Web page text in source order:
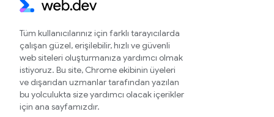
Tüm kullanıcılarınız için farklı tarayıcılarda
çalışan güzel, erişilebilir, hızlı ve güvenli
web siteleri oluşturmanıza yardımcı olmak
istiyoruz. Bu site, Chrome ekibinin üyeleri
ve dışarıdan uzmanlar tarafından yazılan
bu yolculukta size yardımcı olacak içerikler
için ana sayfamızdır.